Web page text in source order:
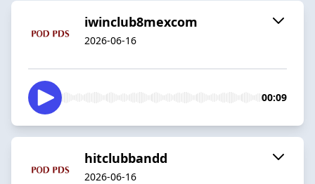
iwinclub8mexcom
2026-06-16
00:09
hitclubbandd
2026-06-16